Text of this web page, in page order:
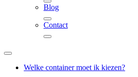
Blog
Contact
Welke container moet ik kiezen?